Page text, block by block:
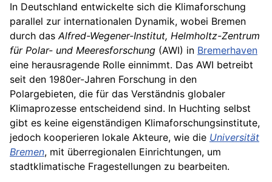
In Deutschland entwickelte sich die Klimaforschung
parallel zur internationalen Dynamik, wobei Bremen
durch dasAlfred-Wegener-Institut, Helmholtz-Zentrum
für Polar- und Meeresforschung (AWI) in Bremerhaven
eine herausragende Rolle einnimmt. Das AWI betreibt
seit den 1980er-Jahren Forschung in den
Polargebieten, die für das Verständnis globaler
Klimaprozesse entscheidend sind. In Huchting selbst
gibt es keine eigenständigen Klimaforschungsinstitute,
jedoch kooperieren lokale Akteure, wie die Universität
Bremen, mit überregionalen Einrichtungen, um
stadtklimatische Fragestellungen zu bearbeiten.